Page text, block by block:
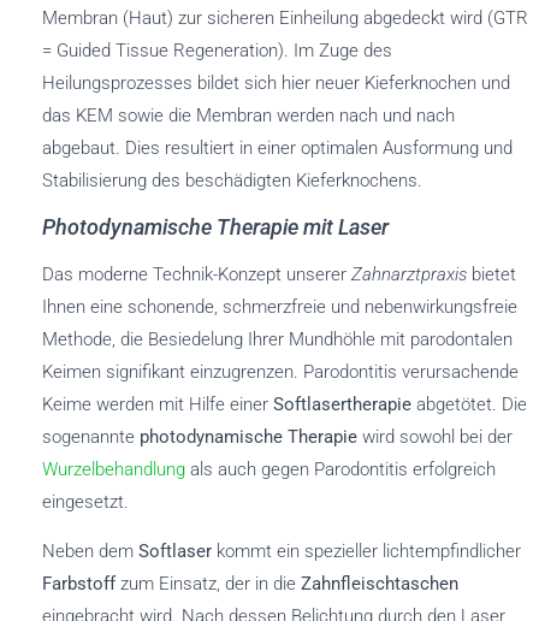
Membran (Haut) zur sicheren Einheilung abgedeckt wird (GTR
= Guided Tissue Regeneration). Im Zuge des
Heilungsprozesses bildet sich hier neuer Kieferknochen und
das KEM sowie die Membran werden nach und nach
abgebaut. Dies resultiert in einer optimalen Ausformung und
Stabilisierung des beschädigten Kieferknochens.
Photodynamische Therapie mit Laser
Das moderne Technik-Konzept unserer Zahnarztpraxis bietet
Ihnen eine schonende, schmerzfreie und nebenwirkungsfreie
Methode, die Besiedelung Ihrer Mundhöhle mit parodontalen
Keimen signifikant einzugrenzen. Parodontitis verursachende
Keime werden mit Hilfe einer Softlasertherapie abgetötet. Die
sogenannte photodynamische Therapie wird sowohl bei der
Wurzelbehandlung als auch gegen Parodontitis erfolgreich
eingesetzt.
Neben dem Softlaser kommt ein spezieller lichtempfindlicher
Farbstoff zum Einsatz, der in die Zahnfleischtaschen